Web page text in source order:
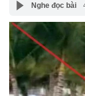
Nghe đọc bài